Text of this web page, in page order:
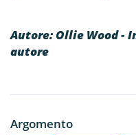
Autore: Ollie Wood -
autore
Argomento